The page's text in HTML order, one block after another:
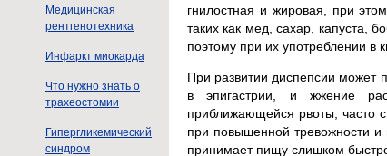
Медицинская
рентгенотехника
Инфаркт миокарда
Что нужно знать о
трахеостомии
Гипергликемический
синдром
гнилостная и жировая, при
таких как мед, сахар, капуста,
поэтому при их употреблении в
При развитии диспепсии может
в эпигастрии, и жжение
приближающейся рвоты, часто
при повышенной тревожности и
принимает пищу слишком